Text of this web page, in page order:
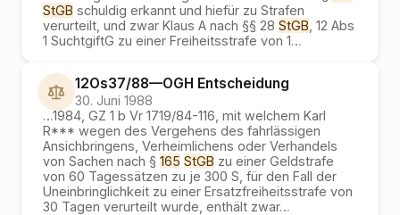
StGB schuldig erkannt und hiefür zu Strafen
verurteilt, und zwar Klaus A nach §§ 28 StGB , 12 Abs
1 SuchtgiftG zu einer Freiheitsstrafe von 1…
12Os37/88—OGH Entscheidung
30. Juni 1988
…1984, GZ 1 b Vr 1719/84-116, mit welchem Karl
R*** wegen des Vergehens des fahrlässigen
Ansichbringens, Verheimlichens oder Verhandels
von Sachen nach § 165 StGB zu einer Geldstrafe
von 60 Tagessätzen zu je 300 S, für den Fall der
Uneinbringlichkeit zu einer Ersatzfreiheitsstrafe von
30 Tagen verurteilt wurde, enthält zwar…